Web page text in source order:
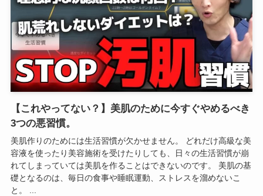
【これやってない？】美肌のために今すぐやめるべき
3つの悪習慣。
美肌作りのためには生活習慣が欠かせません。 どれだけ高級な美
容液を使ったり美容施術を受けたりしても、日々の生活習慣が崩
れてしまっていては美肌を作ることはできないのです。 美肌の基
礎となるのは、毎日の食事や睡眠運動、ストレスを溜めないこ
と。 ...